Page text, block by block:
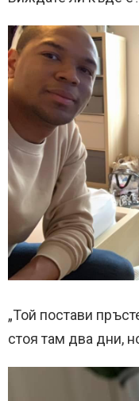
„Той постави
стоя там два дни,